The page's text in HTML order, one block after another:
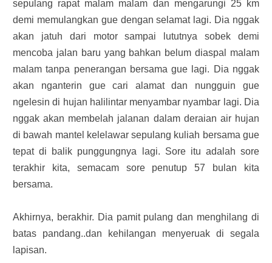
sepulang rapat malam malam dan mengarungi 25 km
demi memulangkan gue dengan selamat lagi. Dia nggak
akan jatuh dari motor sampai lututnya sobek demi
mencoba jalan baru yang bahkan belum diaspal malam
malam tanpa penerangan bersama gue lagi. Dia nggak
akan nganterin gue cari alamat dan nungguin gue
ngelesin di hujan halilintar menyambar nyambar lagi. Dia
nggak akan membelah jalanan dalam deraian air hujan
di bawah mantel kelelawar sepulang kuliah bersama gue
tepat di balik punggungnya lagi. Sore itu adalah sore
terakhir kita, semacam sore penutup 57 bulan kita
bersama.
Akhirnya, berakhir. Dia pamit pulang dan menghilang di
batas pandang..dan kehilangan menyeruak di segala
lapisan.